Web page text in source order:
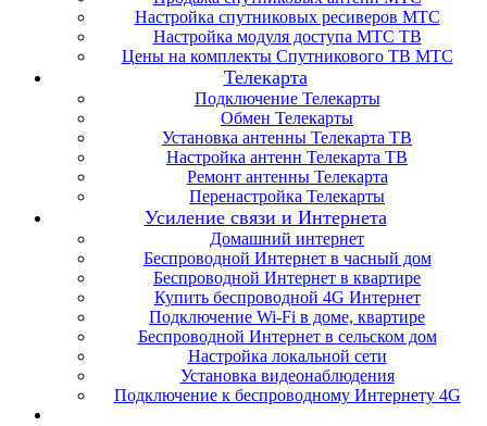
Настройка спутниковых ресиверов МТС
Настройка модуля доступа МТС ТВ
Цены на комплекты Спутникового ТВ МТС
Телекарта
Подключение Телекарты
Обмен Телекарты
Установка антенны Телекарта ТВ
Настройка антенн Телекарта ТВ
Ремонт антенны Телекарта
Перенастройка Телекарты
Усиление связи и Интернета
Домашний интернет
Беспроводной Интернет в часный дом
Беспроводной Интернет в квартире
Купить беспроводной 4G Интернет
Подключение Wi-Fi в доме, квартире
Беспроводной Интернет в сельском дом
Настройка локальной сети
Установка видеонаблюдения
Подключение к беспроводному Интернету 4G